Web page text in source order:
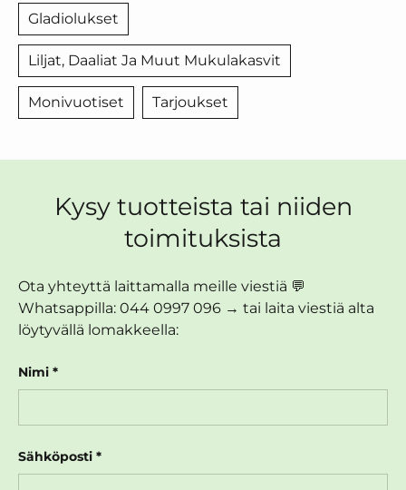
Gladiolukset
Liljat, Daaliat Ja Muut Mukulakasvit
Monivuotiset Tarjoukset
Kysy tuotteista tai niiden
toimituksista
Ota yhteyttä laittamalla meille viestiä 💬
Whatsappilla: 044 0997 096 → tai laita viestiä alta
löytyvällä lomakkeella:
Nimi
Sähköposti